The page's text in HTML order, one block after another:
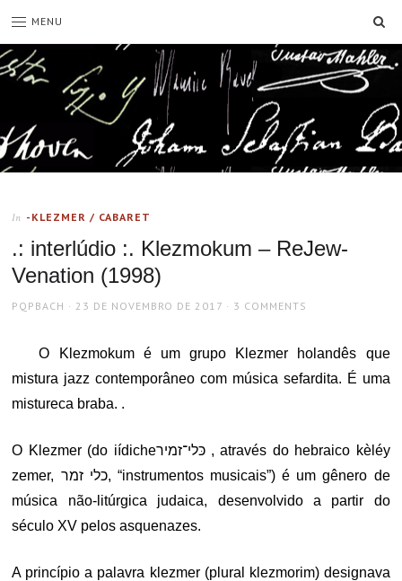
MENU
In -KLEZMER / CABARET
.: interlúdio :. Klezmokum ‎– ReJew-
Venation (1998)
AUTHOR
PQPBACH
POSTED
23 DE NOVEMBRO DE 2017 3 COMMENTS
O Klezmokum é um grupo Klezmer holandês que
mistura jazz contemporâneo com música sefardita. É uma
mistureca braba. .
O Klezmer (do iídicheכּלי־זמיר , através do hebraico kèléy
zemer, כלי זמר, “instrumentos musicais”) é um gênero de
música não-litúrgica judaica, desenvolvido a partir do
século XV pelos asquenazes.
A princípio a palavra klezmer (plural klezmorim) designava